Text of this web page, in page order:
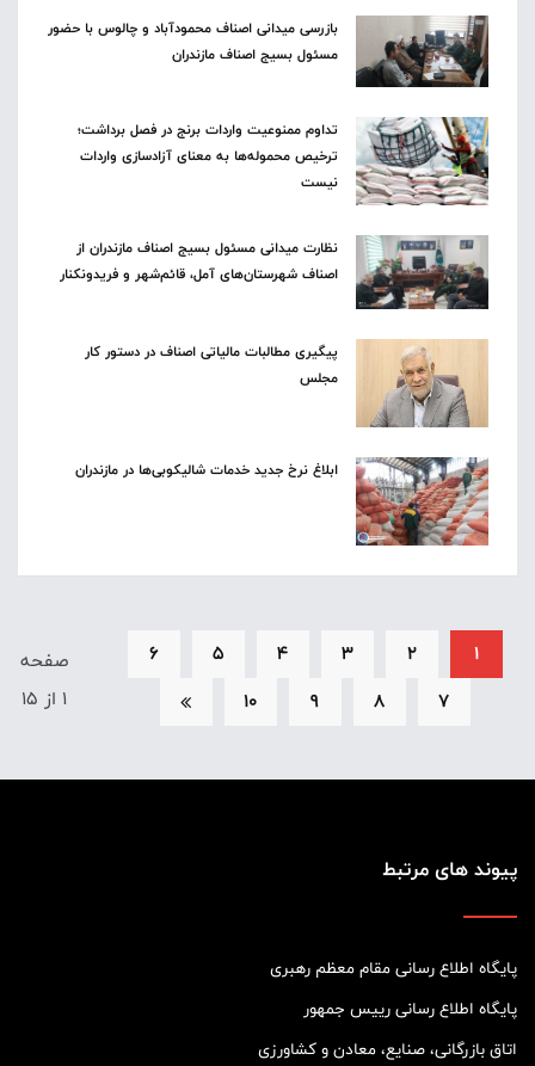
بازرسی میدانی اصناف محمودآباد و چالوس با حضور
مسئول بسیج اصناف مازندران
تداوم ممنوعیت واردات برنج در فصل برداشت؛
ترخیص محموله‌ها به معنای آزادسازی واردات
نیست
نظارت میدانی مسئول بسیج اصناف مازندران از
اصناف شهرستان‌های آمل، قائم‌شهر و فریدونکنار
پیگیری مطالبات مالیاتی اصناف در دستور کار
مجلس
ابلاغ نرخ جدید خدمات شالیکوبی‌ها در مازندران
1
2
3
4
5
6
7
8
9
10
صفحه
1 از 15
پیوند های مرتبط
پایگاه اطلاع رسانی مقام معظم رهبری
پایگاه اطلاع رسانی رییس جمهور
اتاق بازرگانی، صنایع، معادن و کشاورزی